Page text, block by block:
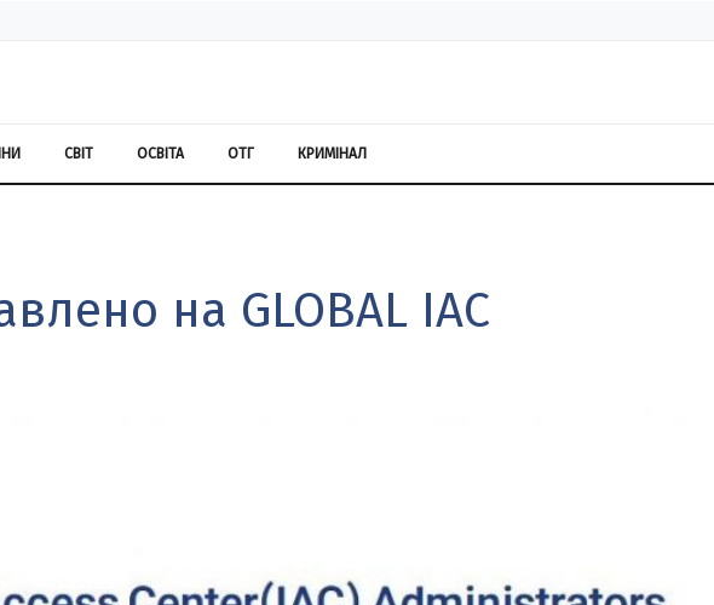
СВІТ ОСВІТА ОТГ КРИМІНАЛ
на GLOBAL IAC